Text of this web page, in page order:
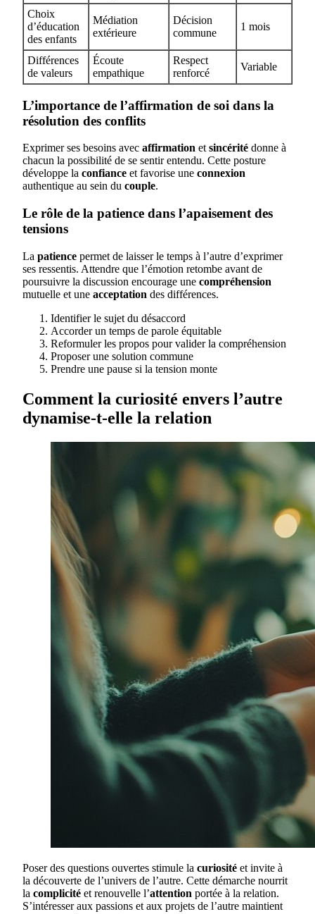
Choix
d’éducation
des enfants
Médiation
extérieure
Décision
commune
1 mois
Différences
de valeurs
Écoute
empathique
Respect
renforcé
Variable
L’importance de l’affirmation de soi dans la
résolution des conflits
Exprimer ses besoins avec affirmation etsincérité donne à
chacun la possibilité de se sentir entendu. Cette posture
développe la confiance et favorise une connexion
authentique au sein du couple.
Le rôle de la patience dans l’apaisement des
tensions
La patience permet de laisser le temps à l’autre d’exprimer
ses ressentis. Attendre que l’émotion retombe avant de
poursuivre la discussion encourage une compréhension
mutuelle et une acceptation des différences.
Identifier le sujet du désaccord
Accorder un temps de parole équitable
Reformuler les propos pour valider la compréhension
Proposer une solution commune
Prendre une pause si la tension monte
Comment la curiosité envers l’autre
dynamise-t-elle la relation
Poser des questions ouvertes stimule la curiosité et invite à
la découverte de l’univers de l’autre. Cette démarche nourrit
la complicité et renouvelle l’attention portée à la relation.
S’intéresser aux passions et aux projets de l’autre maintient